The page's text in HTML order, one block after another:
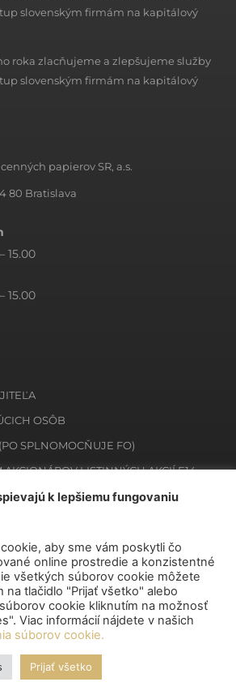
slovenským firmám na kapitálový
roka zlacňujeme a zlepšujeme služby
slovenským firmám na kapitálový
papierov SR, a.s.
80 Bratislava
15.00
15.00
OSÔB
SPLNOMOCŇUJE FO)
LISTINNÝCH AKCIÍ E14
ZAKNIHOVANÝCH CP E12
k lepšiemu fungovaniu
aby sme vám poskytli čo
online prostredie a konzistentné
všetkých súborov cookie môžete
na tlačidlo "Prijať všetko" alebo
cookie kliknutím na možnosť
Viac informácií nájdete v našich
súborov cookie.
Prijať všetko